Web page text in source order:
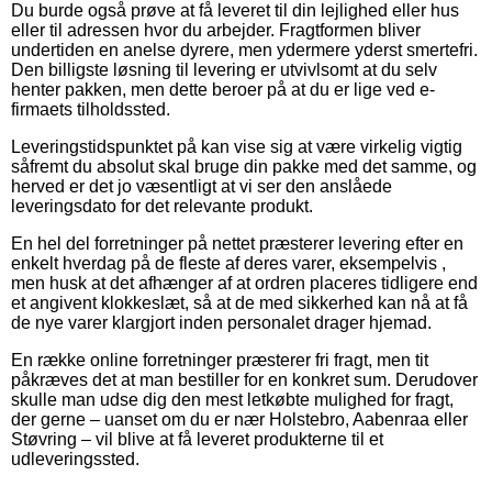
Du burde også prøve at få leveret til din lejlighed eller hus
eller til adressen hvor du arbejder. Fragtformen bliver
undertiden en anelse dyrere, men ydermere yderst smertefri.
Den billigste løsning til levering er utvivlsomt at du selv
henter pakken, men dette beroer på at du er lige ved e-
firmaets tilholdssted.
Leveringstidspunktet på kan vise sig at være virkelig vigtig
såfremt du absolut skal bruge din pakke med det samme, og
herved er det jo væsentligt at vi ser den anslåede
leveringsdato for det relevante produkt.
En hel del forretninger på nettet præsterer levering efter en
enkelt hverdag på de fleste af deres varer, eksempelvis ,
men husk at det afhænger af at ordren placeres tidligere end
et angivent klokkeslæt, så at de med sikkerhed kan nå at få
de nye varer klargjort inden personalet drager hjemad.
En række online forretninger præsterer fri fragt, men tit
påkræves det at man bestiller for en konkret sum. Derudover
skulle man udse dig den mest letkøbte mulighed for fragt,
der gerne – uanset om du er nær Holstebro, Aabenraa eller
Støvring – vil blive at få leveret produkterne til et
udleveringssted.